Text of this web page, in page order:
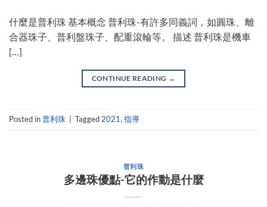
什麼是普利珠 基本概念 普利珠-有許多同義詞，如圓珠、離
合器珠子、普利盤珠子、配重滾輪等。 描述 普利珠是機車
[…]
CONTINUE READING →
Posted in普利珠 Tagged 2021, 指導
普利珠
多邊珠優點-它的作動是什麼